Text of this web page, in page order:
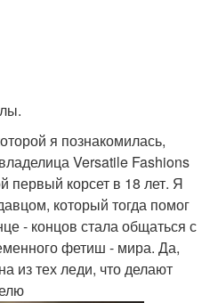
я познакомилась,
Versatile Fashions
первый корсет в 18 лет. Я
который тогда помог
- концов стала общаться с
фетиш - мира. Да,
из тех леди, что делают